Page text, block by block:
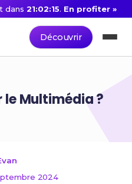
dans 21:02:14. En profiter »
Découvrir
le Multimédia ?
2024